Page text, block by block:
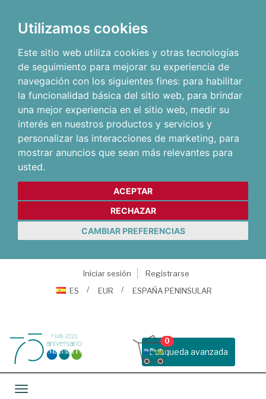
Utilizamos cookies
Este sitio web utiliza cookies y otras tecnologías
de seguimiento para mejorar su experiencia de
navegación con los siguientes fines: para habilitar
la funcionalidad básica del sitio web, para brindar
una mejor experiencia en el sitio web, medir su
interés en nuestros productos y servicios y
personalizar las interacciones de marketing, para
mostrar anuncios que sean más relevantes para
usted.
ACEPTAR
RECHAZAR
CAMBIAR PREFERENCIAS
Iniciar sesión
Registrarse
ES
EUR ESPAÑA PENINSULAR
Busqueda avanzada
0
Toggle navigation